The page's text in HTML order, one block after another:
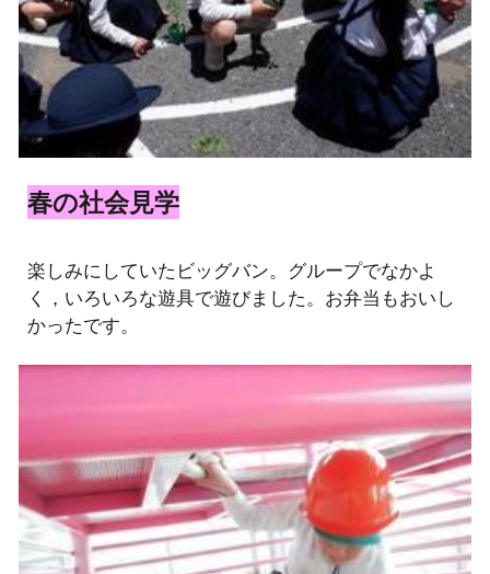
春の社会見学
楽しみにしていたビッグバン。グループでなかよ
く，いろいろな遊具で遊びました。お弁当もおいし
かったです。